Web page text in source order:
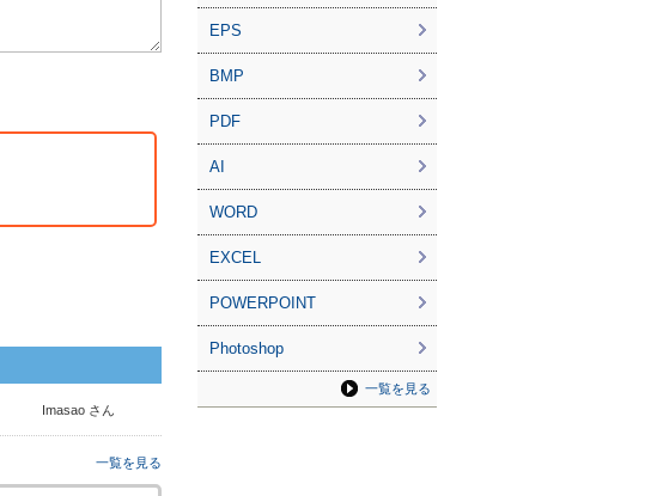
Imasao さん
一覧を見る
EPS
BMP
PDF
AI
WORD
EXCEL
POWERPOINT
Photoshop
一覧を見る